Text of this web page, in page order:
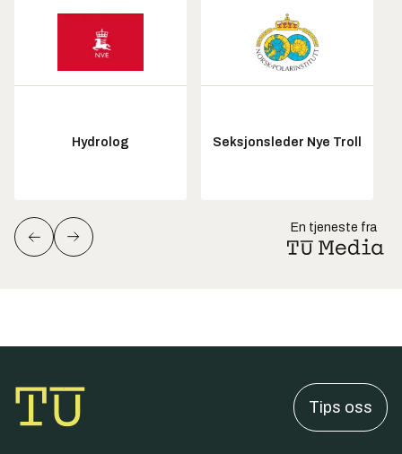
Hydrolog Seksjonsleder Nye Troll
En tjeneste fra
Tips oss